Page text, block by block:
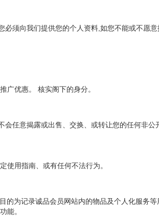
须向我们提供您的个人资料,如您不能或不愿
广优惠。 核实阁下的身分。
任意揭露或出售、交换、或转让您的任何非
使用指南、或有任何不法行为。
为记录诚品会员网站内的物品及个人化服务
能。